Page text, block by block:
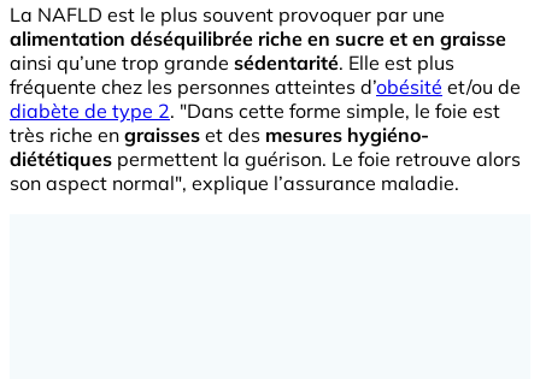
La NAFLD est le plus souvent provoquer par une
alimentation déséquilibrée riche en sucre et en graisse
ainsi qu’une trop grande sédentarité. Elle est plus
fréquente chez les personnes atteintes d’obésité et/ou de
diabète de type 2. "Dans cette forme simple, le foie est
très riche en graisses et des mesures hygiéno-
diététiques permettent la guérison. Le foie retrouve alors
son aspect normal", explique l’assurance maladie.